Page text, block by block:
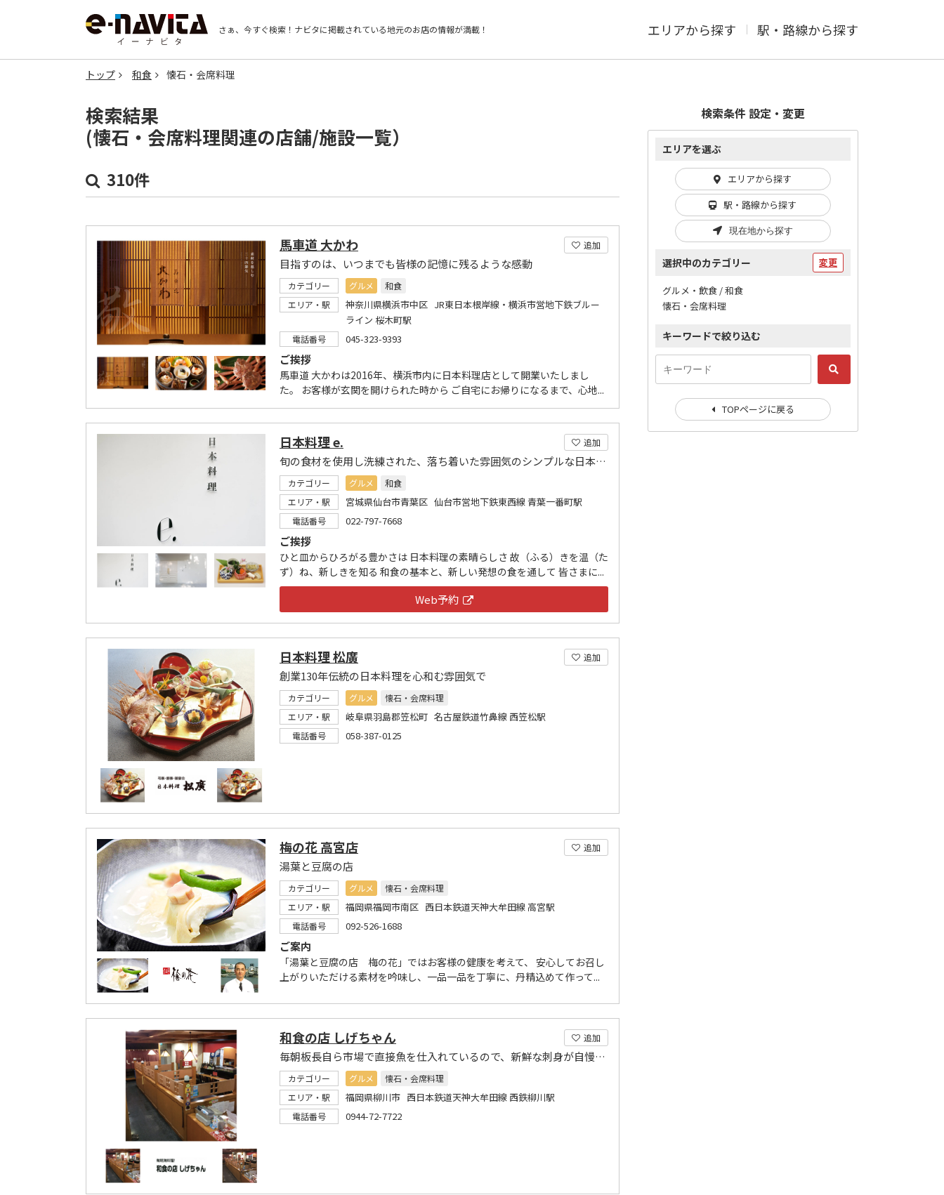
さぁ、今すぐ検索！ ナビタに掲載されている地元のお店の情報が満載！ エリアから探す 駅・路線から探す
トップ 和食 懐石・会席料理
検索結果
(懐石・会席料理関連の店舗/施設一覧）
310件
追加
馬車道 大かわ
目指すのは、いつまでも皆様の記憶に残るような感動
カテゴリー グルメ
和食
エリア・駅
神奈川県横浜市中区 JR東日本根岸線・横浜市営地下鉄ブルー
ライン 桜木町駅
電話番号 045-323-9393
ご挨拶
馬車道 大かわは2016年、横浜市内に日本料理店として開業いたしまし
た。 お客様が玄関を開けられた時から ご自宅にお帰りになるまで、心地...
追加
日本料理 e.
旬の食材を使用し洗練された、落ち着いた雰囲気のシンプルな日本料理店
カテゴリー グルメ
和食
エリア・駅
宮城県仙台市青葉区 仙台市営地下鉄東西線 青葉一番町駅
電話番号 022-797-7668
ご挨拶
ひと皿からひろがる豊かさは 日本料理の素晴らしさ 故（ふる）きを温（た
ず）ね、新しきを知る 和食の基本と、新しい発想の食を通して 皆さまに...
Web予約
追加
日本料理 松廣
創業130年伝統の日本料理を心和む雰囲気で
カテゴリー グルメ
懐石・会席料理
エリア・駅
岐阜県羽島郡笠松町 名古屋鉄道竹鼻線 西笠松駅
電話番号 058-387-0125
追加
梅の花 高宮店
湯葉と豆腐の店
カテゴリー グルメ
懐石・会席料理
エリア・駅
福岡県福岡市南区 西日本鉄道天神大牟田線 高宮駅
電話番号 092-526-1688
ご案内
「湯葉と豆腐の店 梅の花」ではお客様の健康を考えて、 安心してお召し
上がりいただける素材を吟味し、一品一品を丁寧に、丹精込めて作って...
追加
和食の店 しげちゃん
毎朝板長自ら市場で直接魚を仕入れているので、新鮮な刺身が自慢です。
カテゴリー グルメ
懐石・会席料理
エリア・駅
福岡県柳川市 西日本鉄道天神大牟田線 西鉄柳川駅
電話番号 0944-72-7722
検索条件 設定・変更
エリアを選ぶ
エリアから探す
駅・路線から探す
現在地から探す
選択中のカテゴリー 変更
グルメ・飲食 / 和食
懐石・会席料理
キーワードで絞り込む
TOPページに戻る